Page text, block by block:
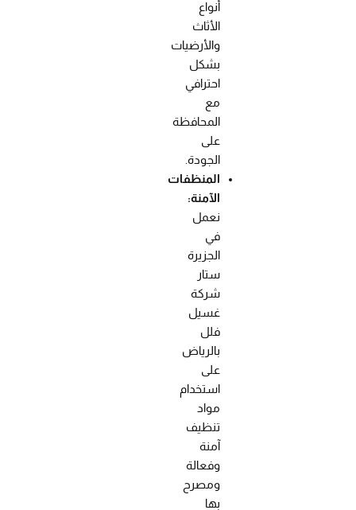
أنواع
الأثاث
والأرضيات
بشكل
احترافي
مع
المحافظة
على
الجودة.
المنظفات
الآمنة:
نعمل
في
الجزيرة
ستار
شركة
غسيل
فلل
بالرياض
على
استخدام
مواد
تنظيف
آمنة
وفعالة
ومصرح
بها